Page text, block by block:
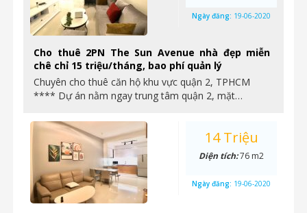
Cho thuê 2PN The Sun Avenue nhà đẹp miễn
chê chỉ 15 triệu/tháng, bao phí quản lý
Chuyên cho thuê căn hộ khu vực quận 2, TPHCM
**** Dự án nằm ngay trung tâm quận 2, mặt…
Ngày đăng: 19-06-2020
14 Triệu
Diện tích:76 m2
Ngày đăng: 19-06-2020